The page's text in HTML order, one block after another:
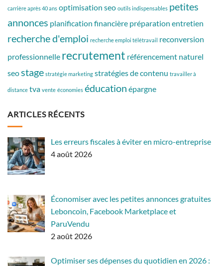
carrière après 40 ans optimisation seo outils indispensables petites
annonces planification financière préparation entretien
recherche d'emploi recherche emploi télétravail reconversion
professionnelle recrutement référencement naturel
seostage stratégie marketing stratégies de contenu travailler à
distance tva vente économies éducation épargne
ARTICLES RÉCENTS
Les erreurs fiscales à éviter en micro-entreprise
4 août 2026
Économiser avec les petites annonces gratuites
Leboncoin, Facebook Marketplace et
ParuVendu
2 août 2026
Optimiser ses dépenses du quotidien en 2026 :